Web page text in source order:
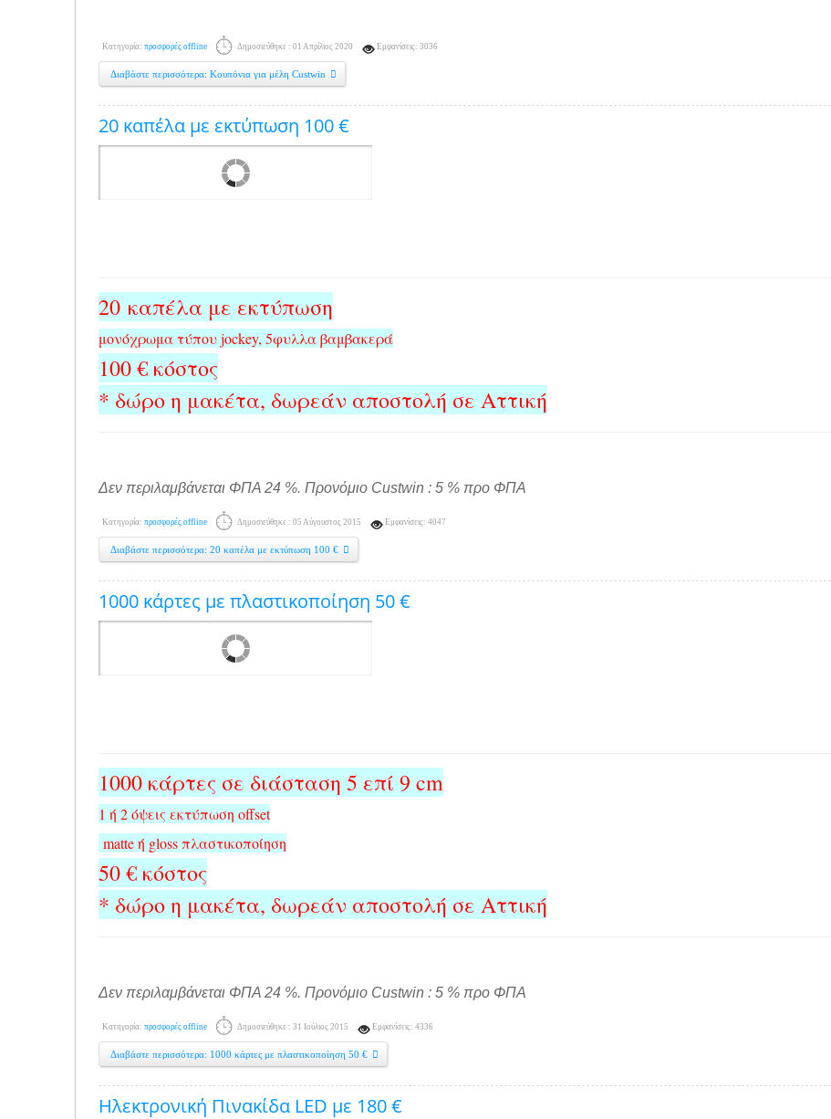
Κατηγορία: προσφορές offline Δημοσιεύθηκε : 01 Απρίλιος 2020 Εμφανίσεις: 3036
Διαβάστε περισσότερα: Κουπόνια για μέλη Custwin
20 καπέλα με εκτύπωση 100 €
20 καπέλα με εκτύπωση
μονόχρωμα τύπου jockey, 5φυλλα βαμβακερά
100 € κόστος
* δώρο η μακέτα, δωρεάν αποστολή σε Αττική
Δεν περιλαμβάνεται ΦΠΑ 24 %. Προνόμιο Custwin : 5 % προ ΦΠΑ
Κατηγορία: προσφορές offline Δημοσιεύθηκε : 05 Αύγουστος 2015 Εμφανίσεις: 4047
Διαβάστε περισσότερα: 20 καπέλα με εκτύπωση 100 €
1000 κάρτες με πλαστικοποίηση 50 €
1000 κάρτες σε διάσταση 5 επί 9 cm
1 ή 2 όψεις εκτύπωση offset
matte ή gloss πλαστικοποίηση
50 € κόστος
* δώρο η μακέτα, δωρεάν αποστολή σε Αττική
Δεν περιλαμβάνεται ΦΠΑ 24 %. Προνόμιο Custwin : 5 % προ ΦΠΑ
Κατηγορία: προσφορές offline Δημοσιεύθηκε : 31 Ιούλιος 2015 Εμφανίσεις: 4336
Διαβάστε περισσότερα: 1000 κάρτες με πλαστικοποίηση 50 €
Ηλεκτρονική Πινακίδα LED με 180 €